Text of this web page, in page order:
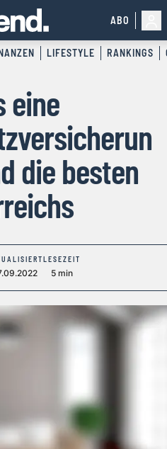
ABO
LIFESTYLE RANKINGS
eine
die besten
LESEZEIT
5 min